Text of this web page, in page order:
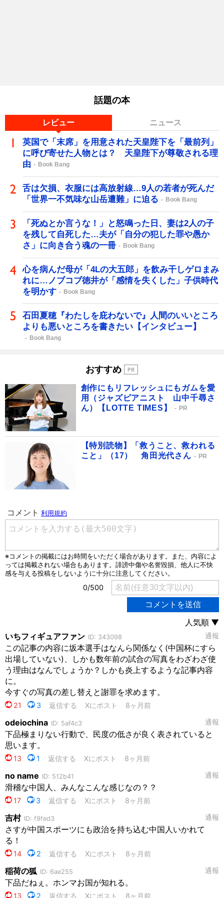
話題の本
レビュー ニュース
英国で「末席」を用意された天皇陛下を「最前列」
に呼び寄せた人物とは？ 天皇陛下が尊敬される理
由
Book Bang
舌は欠損、衣服には高放射線…9人の若者が死んだ
「世界一不気味な山岳遭難」に迫る
Book Bang
「死ぬとか言うな！」と怒鳴った日、妻は2人の子
を残して自死した…夫が「自分の犯した罪や愚か
さ」に向き合う魂の一冊
Book Bang
心を病んだ母が「4Lの大五郎」を飲み干しゲロまみ
れに…ノブコブ徳井が「感情を失くした」子供時代
を明かす
Book Bang
石田夏穂『わたしを庇わないで』人間のいいところ
よりも悪いところを書きたい【インタビュー】
Book Bang
おすすめ
創作にもリフレッシュにもガムを愛
用（ジャズピアニスト 山中千尋さ
ん）【LOTTE TIMES】
PR
【特別読物】「救うこと、救われる
こと」（17） 角田光代さん
PR